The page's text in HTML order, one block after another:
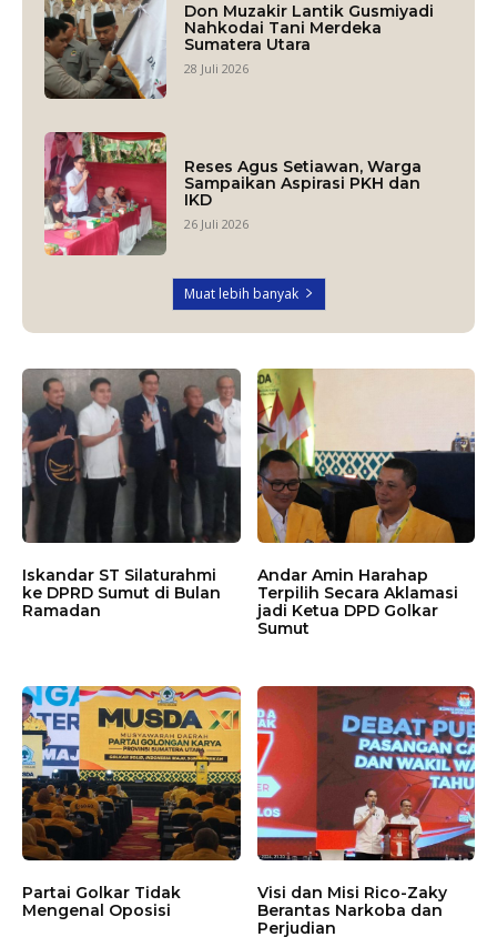
Don Muzakir Lantik Gusmiyadi
Nahkodai Tani Merdeka
Sumatera Utara
28 Juli 2026
Reses Agus Setiawan, Warga
Sampaikan Aspirasi PKH dan
IKD
26 Juli 2026
Muat lebih banyak
Iskandar ST Silaturahmi
ke DPRD Sumut di Bulan
Ramadan
Andar Amin Harahap
Terpilih Secara Aklamasi
jadi Ketua DPD Golkar
Sumut
Partai Golkar Tidak
Mengenal Oposisi
Visi dan Misi Rico-Zaky
Berantas Narkoba dan
Perjudian